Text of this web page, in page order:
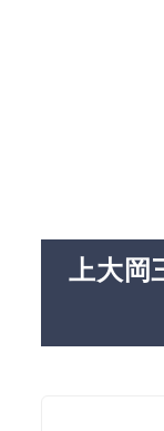
上大岡